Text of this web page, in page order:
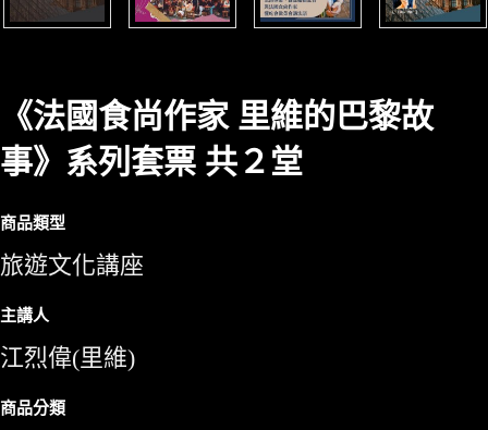
《法國食尚作家 里維的巴黎故
事》系列套票 共２堂
商品類型
旅遊文化講座
主講人
江烈偉(里維)
商品分類